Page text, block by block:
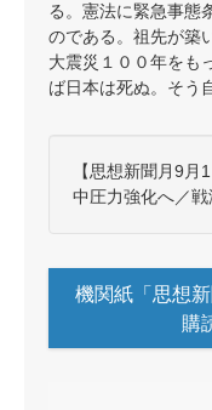
る。憲法に緊急事態
のである。祖先が築
大震災１００年をも
ば日本は死ぬ。そう
【思想新聞月9
中圧力強化へ／
機関紙「思想
購